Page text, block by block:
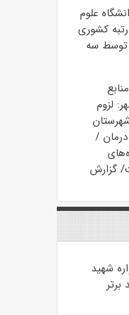
علوم
کشوری
توسط سه
لزوم
/
گزارش
شهید